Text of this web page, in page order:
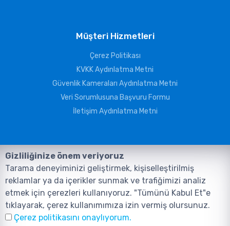
Müşteri Hizmetleri
Çerez Politikası
KVKK Aydınlatma Metni
Güvenlik Kameraları Aydınlatma Metni
Veri Sorumlusuna Başvuru Formu
İletişim Aydınlatma Metni
©2026, Tüm Hakları ANIL TELEKOMÜNİKASYON GÜVENLİK VE BİLİŞİM
SİSTEMLERİ SAN. TİC. LTD. ŞTİ. aittir.Tasarım ve Yazılım:
Gizliliğinize önem veriyoruz
Tarama deneyiminizi geliştirmek, kişiselleştirilmiş
reklamlar ya da içerikler sunmak ve trafiğimizi analiz
etmek için çerezleri kullanıyoruz. "Tümünü Kabul Et"e
tıklayarak, çerez kullanımımıza izin vermiş olursunuz.
Çerez politikasını onaylıyorum.